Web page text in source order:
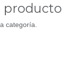
producto
categoría.